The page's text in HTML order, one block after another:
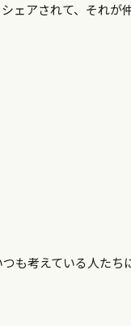
ェアされて、それが
も考えている人たち